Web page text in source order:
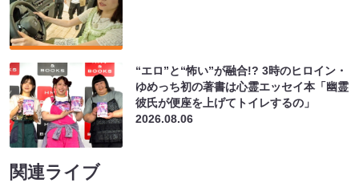
“エロ”と“怖い”が融合!? 3時のヒロイン・
ゆめっち初の著書は心霊エッセイ本「幽霊
彼氏が便座を上げてトイレするの」
2026.08.06
関連ライブ